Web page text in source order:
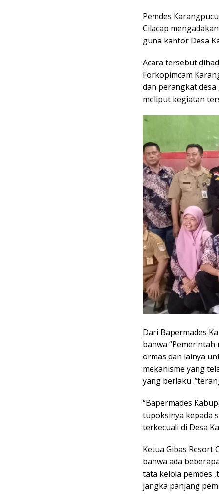
Pemdes
Cilacap
guna kantor Desa
Acara tersebut
Forkopimcam
dan perangkat
meliput kegiatan
Dari Bapermades
bahwa
ormas dan lainya
mekanisme yang
yang berlaku
“Bapermades
tupoksinya kepada
terkecuali di Desa
Ketua Gibas Resort
bahwa ada
tata kelola pemdes
jangka panjang